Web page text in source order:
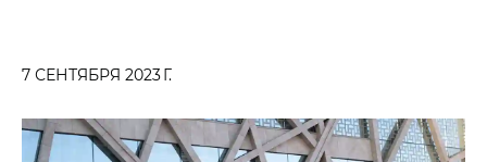
7 СЕНТЯБРЯ 2023 Г.